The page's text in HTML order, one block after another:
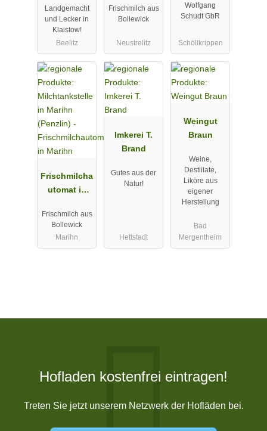
Klaistow
Landgemacht
und Lecker in
Klaistow!
Beelitz
Neustrelitz
Frischmilch aus
Bollewick
Neustrelitz
Wolfgang
Schudt GbR
Schöllkrippen
Frischmilcha
utomat in
Frischmilch aus
Bollewick
Marihn
Imkerei T.
Brand
Gutes aus der
Natur!
Hettstadt
Weingut
Braun
Weine,
Destiilate,
Liköre aus
eigener
Herstellung
Bad
Mergentheim
Hofladen kostenfrei eintragen!
Treten Sie jetzt unserem Netzwerk der Hofläden bei.